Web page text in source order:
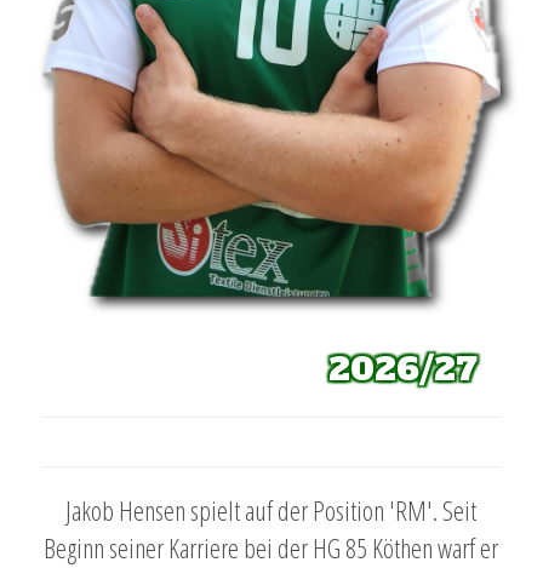
2026/27
Jakob Hensen spielt auf der Position 'RM'. Seit
Beginn seiner Karriere bei der HG 85 Köthen warf er